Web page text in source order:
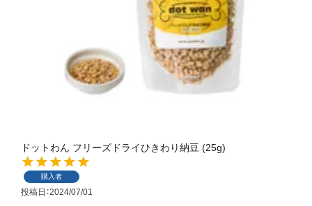
ドットわん フリーズドライひきわり納豆 (25g)
購入者
投稿日 2024/07/01